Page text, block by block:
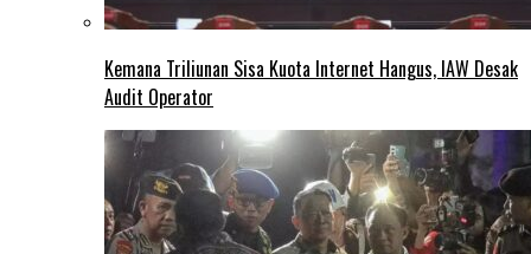
Kemana Triliunan Sisa Kuota Internet Hangus, IAW Desak
Audit Operator